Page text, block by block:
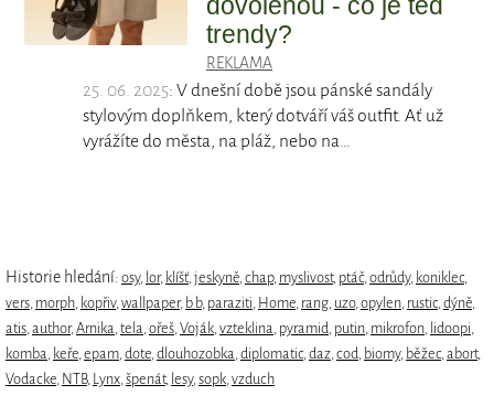
dovolenou - co je teď
trendy?
REKLAMA
25. 06. 2025: V dnešní době jsou pánské sandály
stylovým doplňkem, který dotváří váš outfit. Ať už
vyrážíte do města, na pláž, nebo na…
Historie hledání: osy, lor, klíšť,jeskyně,chap, myslivost, ptáč,odrůdy, koniklec,
vers, morph, kopřiv,wallpaper, b b, paraziti, Home, rang, uzo,opylen, rustic,dýně,
atis,author,Arnika,tela,ořeš,Voják,vzteklina, pyramid, putin, mikrofon, lidoopi,
komba, keře,epam,dote,dlouhozobka,diplomatic,daz,cod, biomy, běžec,abort,
Vodacke, NTB, Lynx,špenát, lesy,sopk,vzduch